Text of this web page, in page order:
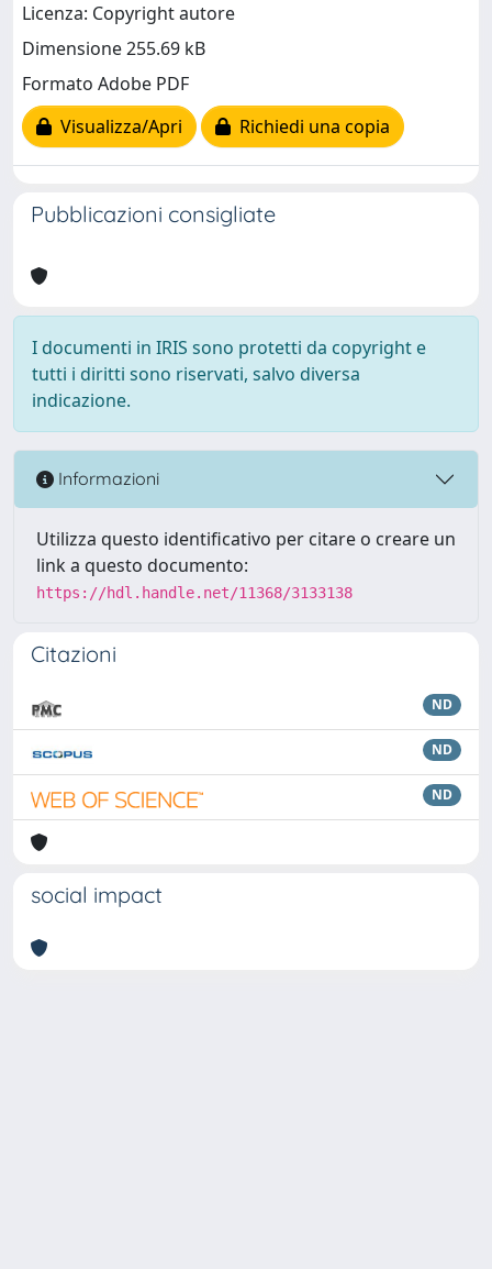
Licenza: Copyright autore
Dimensione 255.69 kB
Formato Adobe PDF
Visualizza/Apri
Richiedi una copia
Pubblicazioni consigliate
I documenti in IRIS sono protetti da copyright e
tutti i diritti sono riservati, salvo diversa
indicazione.
Informazioni
Utilizza questo identificativo per citare o creare un
link a questo documento:
https://hdl.handle.net/11368/3133138
Citazioni
ND
ND
ND
social impact